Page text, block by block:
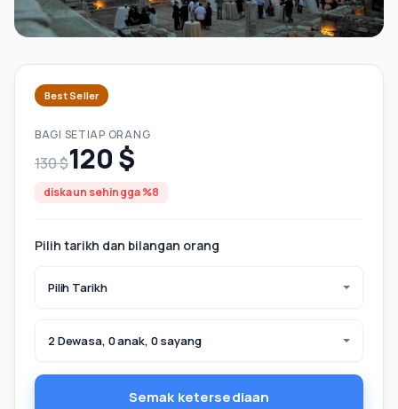
Best Seller
BAGI SETIAP ORANG
130 $120 $
diskaun sehingga %8
Pilih tarikh dan bilangan orang
Pilih Tarikh
2 Dewasa, 0 anak, 0 sayang
Semak ketersediaan